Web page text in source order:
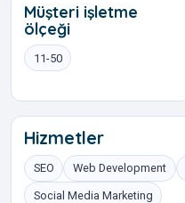
Müşteri işletme
ölçeği
11-50
Hizmetler
SEO Web Development
Social Media Marketing